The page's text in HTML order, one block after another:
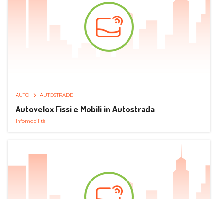
AUTO AUTOSTRADE
Autovelox Fissi e Mobili in Autostrada
Infomobilità